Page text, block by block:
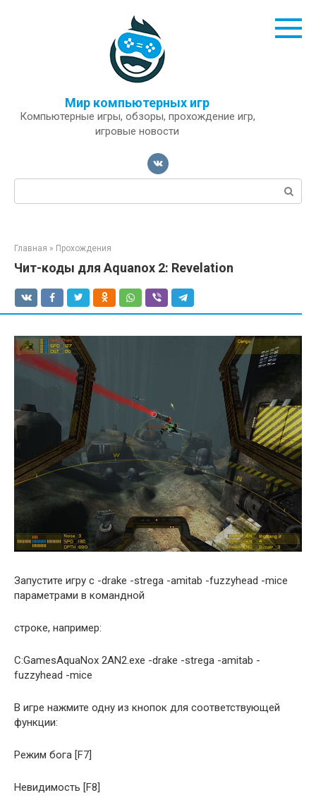
Мир компьютерных игр
Компьютерные игры, обзоры, прохождение игр,
игровые новости
Поиск:
Главная » Прохождения
Чит-коды для Aquanox 2: Revelation
Запустите игру с -drake -strega -amitab -fuzzyhead -mice
параметрами в командной
строке, например:
C:GamesAquaNox 2AN2.exe -drake -strega -amitab -
fuzzyhead -mice
В игре нажмите одну из кнопок для соответствующей
функции:
Режим бога [F7]
Невидимость [F8]